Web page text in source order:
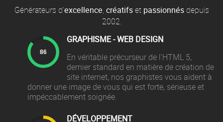
Générateurs d'excellence, créatifset passionnésdepuis
2002.
GRAPHISME - WEB DESIGN
En véritable précurseur de l'HTML 5,
dernier standard en matière de création de
site internet, nos graphistes vous aident à
donner une image de vous qui est forte, sérieuse et
impéccablement soignée.
DÉVELOPPEMENT